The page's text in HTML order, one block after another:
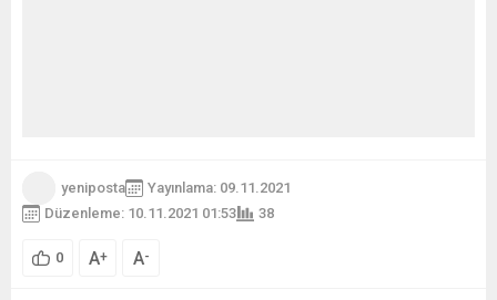
yeniposta
Yayınlama: 09.11.2021
Düzenleme: 10.11.2021 01:53
38
0 A+ A-